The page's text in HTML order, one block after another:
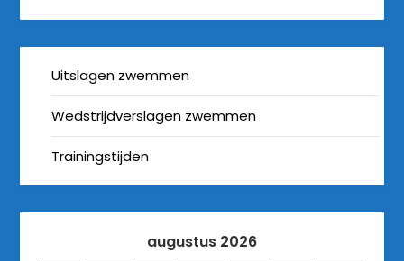
Uitslagen zwemmen
Wedstrijdverslagen zwemmen
Trainingstijden
augustus 2026